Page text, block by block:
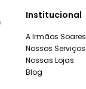
Institucional
A Irmãos Soares
Nossos Serviços
Nossas Lojas
Blog